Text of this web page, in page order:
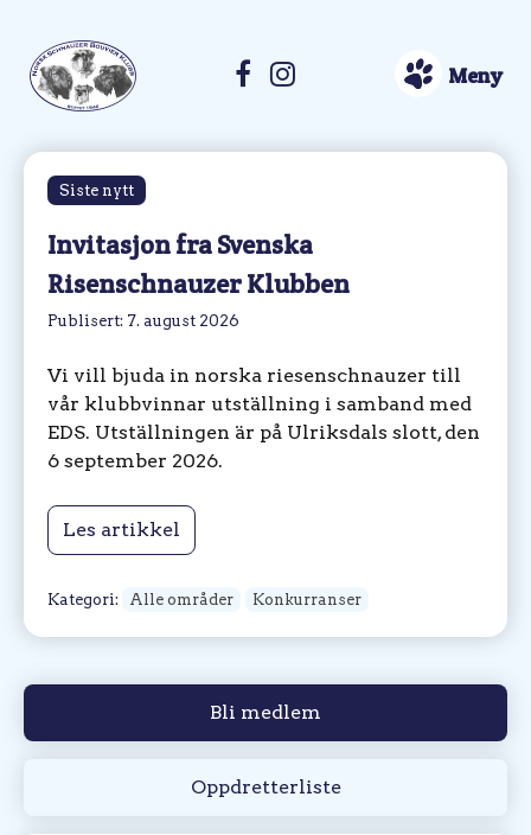
Meny
Siste nytt
Invitasjon fra Svenska
Risenschnauzer Klubben
Publisert: 7. august 2026
Vi vill bjuda in norska riesenschnauzer till
vår klubbvinnar utställning i samband med
EDS. Utställningen är på Ulriksdals slott, den
6 september 2026.
Les artikkel
Kategori: Alle områder Konkurranser
Bli medlem
Oppdretterliste